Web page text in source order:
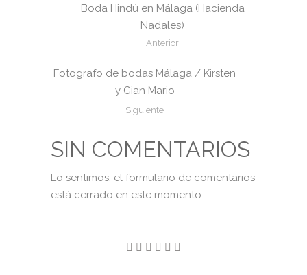
Boda Hindú en Málaga (Hacienda
Nadales)
Anterior
Fotografo de bodas Málaga / Kirsten
y Gian Mario
Siguiente
SIN COMENTARIOS
Lo sentimos, el formulario de comentarios
está cerrado en este momento.